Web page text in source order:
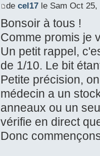
de cel17le Sam Oct 25,
Bonsoir à tous !
Comme promis je
Un petit rappel,
de 1/10. Le bit
Petite précision,
médecin a un
anneaux ou un
vérifie en direct
Donc